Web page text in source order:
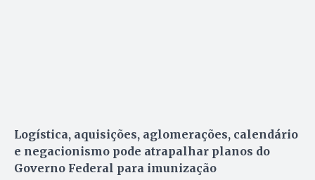
Logística, aquisições, aglomerações, calendário
e negacionismo pode atrapalhar planos do
Governo Federal para imunização